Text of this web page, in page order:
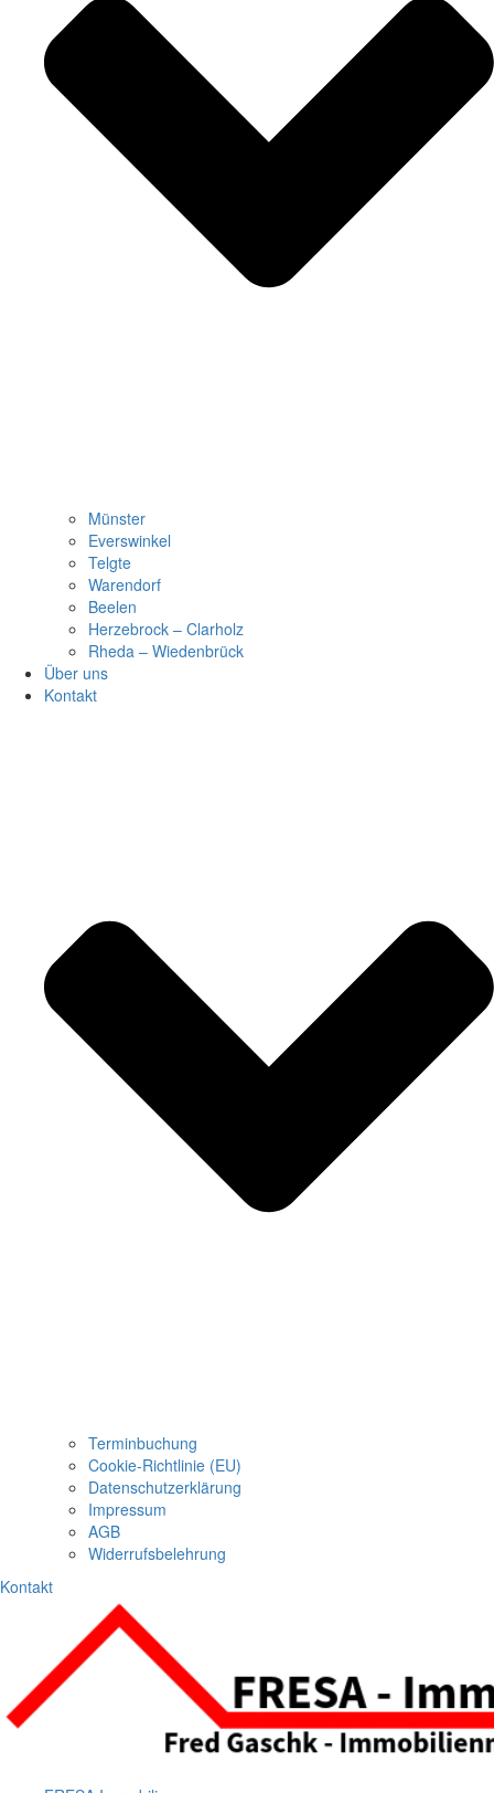
Münster
Everswinkel
Telgte
Warendorf
Beelen
Herzebrock – Clarholz
Rheda – Wiedenbrück
Über uns
Kontakt
Terminbuchung
Cookie-Richtlinie (EU)
Datenschutzerklärung
Impressum
AGB
Widerrufsbelehrung
Kontakt